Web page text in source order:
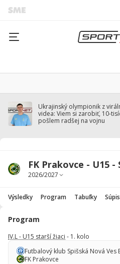
Ukrajinský olympionik z
videa: Viem si zarobiť, 10-
pošlem radšej na vojnu
FK Prakovce - U15 -
Výsledky Program Tabuľky
Program
IV.L - U15 starší žiaci - 1. kolo
Futbalový klub Spišská Nová Ves
FK Prakovce